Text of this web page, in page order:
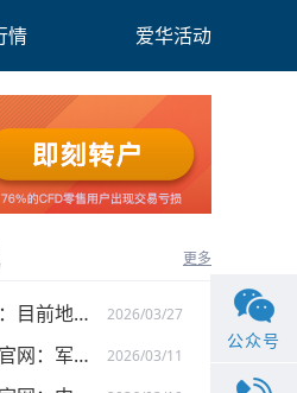
情 爱华活动
更多
AvaTrade官网：目前地缘关系引发的供需的变化，带来的燃料油价格持续上涨 2026/03/27
AvaTrade爱华官网：军事行动的担忧下，黄金价格持续上涨 2026/03/11
公众号